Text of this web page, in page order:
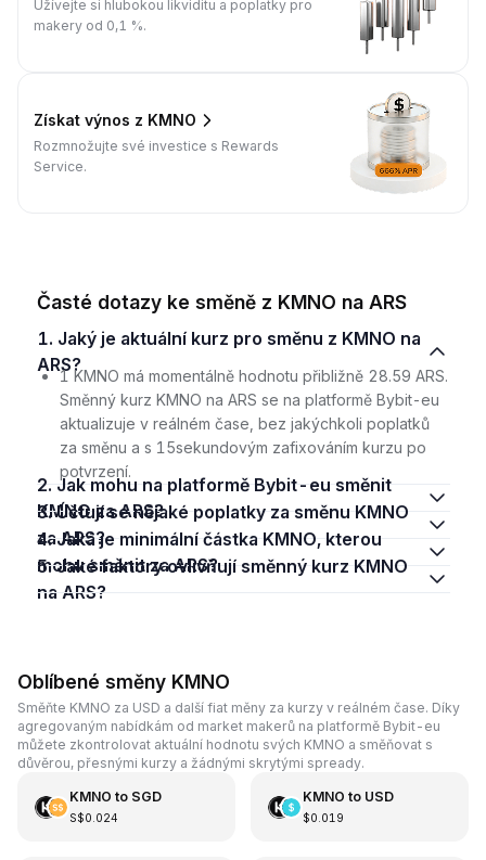
Užívejte si hlubokou likviditu a poplatky pro
makery od 0,1 %.
Získat výnos z KMNO
Rozmnožujte své investice s Rewards
Service.
Časté dotazy ke směně z KMNO na ARS
1. Jaký je aktuální kurz pro směnu z KMNO na
ARS?
1 KMNO má momentálně hodnotu přibližně 28.59 ARS.
Směnný kurz KMNO na ARS se na platformě Bybit-eu
aktualizuje v reálném čase, bez jakýchkoli poplatků
za směnu a s 15sekundovým zafixováním kurzu po
potvrzení.
2. Jak mohu na platformě Bybit-eu směnit
KMNO za ARS?
3. Účtují se nějaké poplatky za směnu KMNO
za ARS?
4. Jaká je minimální částka KMNO, kterou
mohu směnit za ARS?
5. Jaké faktory ovlivňují směnný kurz KMNO
na ARS?
Oblíbené směny KMNO
Směňte KMNO za USD a další fiat měny za kurzy v reálném čase. Díky
agregovaným nabídkám od market makerů na platformě Bybit-eu
můžete zkontrolovat aktuální hodnotu svých KMNO a směňovat s
důvěrou, přesnými kurzy a žádnými skrytými spready.
KMNO to SGD
S$0.024
KMNO to USD
$0.019